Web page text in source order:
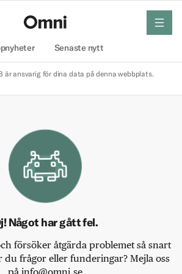
Senaste nytt
meny
är ansvarig för dina data på denna webbplats.
Något har gått fel.
försöker åtgärda problemet så snart
du frågor eller funderingar? Mejla oss